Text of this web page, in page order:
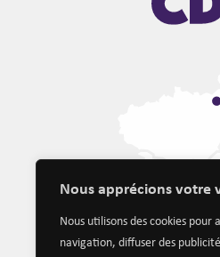
Nous apprécions votre
Nous utilisons des cookies
navigation, diffuser des